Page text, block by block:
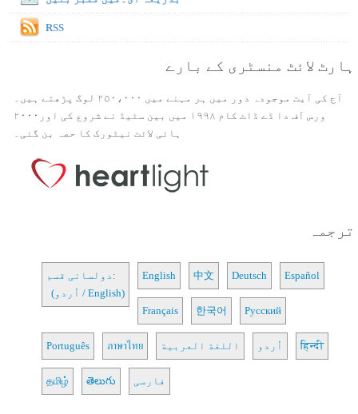
RSS
ہارٹ لائٹ منسٹری کے بارے
آج کی آیت موجودہ دور میں ہر مہنے میں ۲۵۰،۰۰۰ لوگ پڑھتے ہیں۔
ورس آف دا ڈے ڈاٹ کام ۱۹۹۸ میں بین سٹیڈ نے شروع کی اور۲۰۰۰
ہائی لائٹ نیٹورک کا حصہ بن گئی۔
ترجمہ
دولسانی قسم:
(اُردو / English)
English 中文 Deutsch Español
Français 한국어 Русский
Português ภาษาไทย اللغة العربية اُردو हिन्दी
தமிழ் తెలుగు فارسی